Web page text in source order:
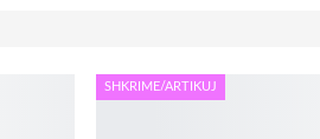
SHKRIME/ARTIKUJ